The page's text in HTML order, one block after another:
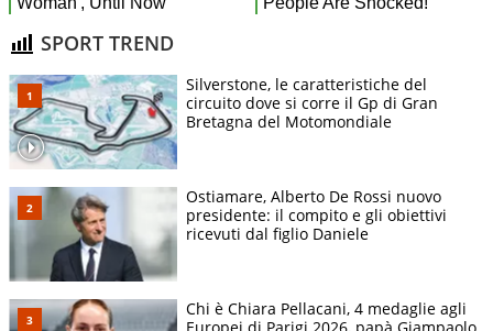
SPORT TREND
Silverstone, le caratteristiche del
circuito dove si corre il Gp di Gran
Bretagna del Motomondiale
Ostiamare, Alberto De Rossi nuovo
presidente: il compito e gli obiettivi
ricevuti dal figlio Daniele
Chi è Chiara Pellacani, 4 medaglie agli